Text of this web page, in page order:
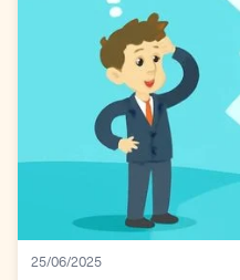
25/06/2025